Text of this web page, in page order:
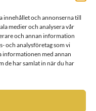
innehållet och annonserna till
medier och analysera vår
och annan information
och analysföretag som vi
informationen med annan
de har samlat in när du har